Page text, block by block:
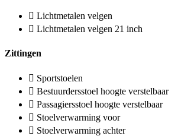
Lichtmetalen velgen
Lichtmetalen velgen 21 inch
Zittingen
Sportstoelen
Bestuurdersstoel hoogte verstelbaar
Passagiersstoel hoogte verstelbaar
Stoelverwarming voor
Stoelverwarming achter